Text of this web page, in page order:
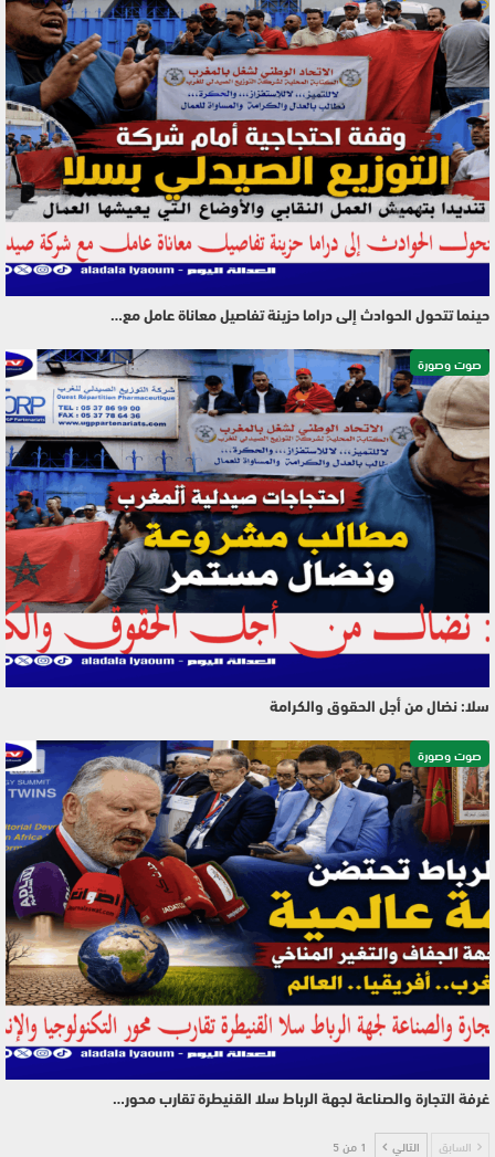
حينما تتحول الحوادث إلى دراما حزينة تفاصيل معاناة عامل مع…
صوت وصورة
سلا: نضال من أجل الحقوق والكرامة
صوت وصورة
غرفة التجارة والصناعة لجهة الرباط سلا القنيطرة تقارب محور…
السابق التالي 1 من 5